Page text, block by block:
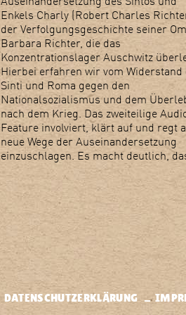
Enkels Charly (Robert Charles
der Verfolgungsgeschichte seiner
Barbara Richter, die das
Konzentrationslager Auschwitz
Hierbei erfahren wir vom Widerstand
Sinti und Roma gegen den
Nationalsozialismus und dem
nach dem Krieg. Das zweiteilige
Feature involviert, klärt auf und regt
neue Wege der Auseinandersetzung
einzuschlagen. Es macht deutlich,
DATENSCHUTZERKLÄRUNG